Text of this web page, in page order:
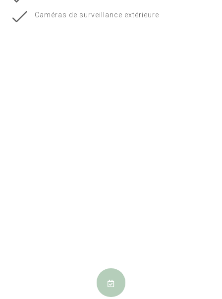
Caméras de surveillance extérieure